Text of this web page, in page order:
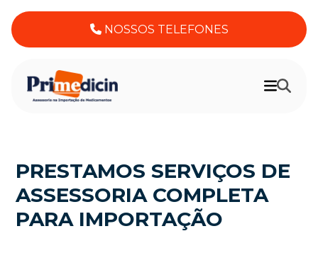
NOSSOS TELEFONES
PRESTAMOS SERVIÇOS DE
ASSESSORIA COMPLETA
PARA IMPORTAÇÃO